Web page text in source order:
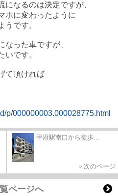
になるのは決定ですが、
ホに変わったように
うです。
なった車ですが、
いです。
て頂ければ
p/000000003.000028775.html
甲府駅南口から徒歩...
＞次のページ
ページへ